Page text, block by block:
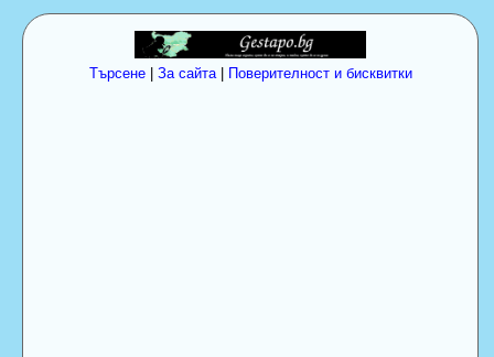
Търсене| За сайта| Поверителност и бисквитки